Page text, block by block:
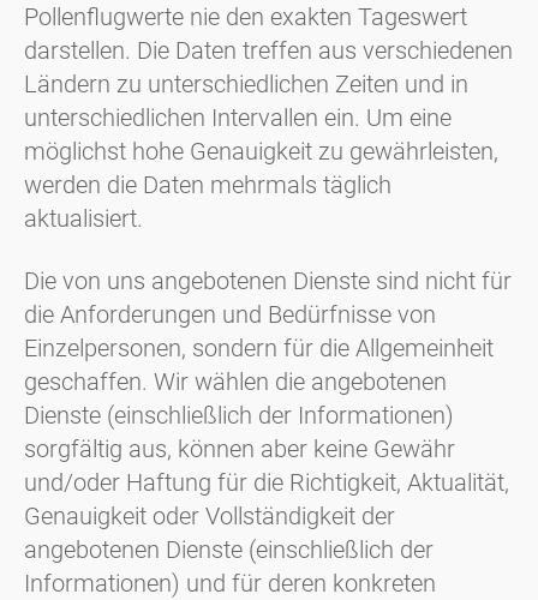
Pollenflugwerte nie den exakten Tageswert
darstellen. Die Daten treffen aus verschiedenen
Ländern zu unterschiedlichen Zeiten und in
unterschiedlichen Intervallen ein. Um eine
möglichst hohe Genauigkeit zu gewährleisten,
werden die Daten mehrmals täglich
aktualisiert.
Die von uns angebotenen Dienste sind nicht für
die Anforderungen und Bedürfnisse von
Einzelpersonen, sondern für die Allgemeinheit
geschaffen. Wir wählen die angebotenen
Dienste (einschließlich der Informationen)
sorgfältig aus, können aber keine Gewähr
und/oder Haftung für die Richtigkeit, Aktualität,
Genauigkeit oder Vollständigkeit der
angebotenen Dienste (einschließlich der
Informationen) und für deren konkreten